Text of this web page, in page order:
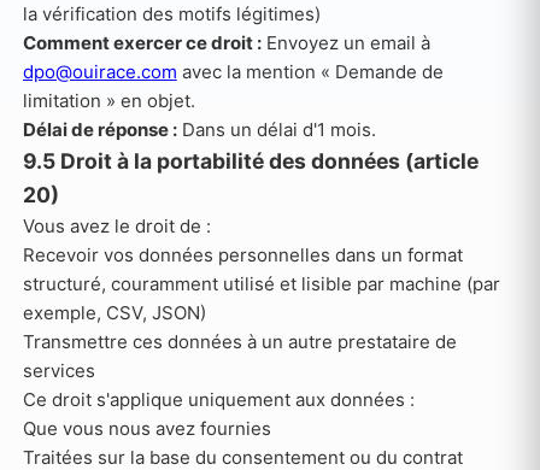
la vérification des motifs légitimes)
Comment exercer ce droit :Envoyez un email à
dpo@ouirace.com avec la mention « Demande de
limitation » en objet.
Délai de réponse :Dans un délai d'1 mois.
9.5 Droit à la portabilité des données (article
20)
Vous avez le droit de :
Recevoir vos données personnelles dans un format
structuré, couramment utilisé et lisible par machine (par
exemple, CSV, JSON)
Transmettre ces données à un autre prestataire de
services
Ce droit s'applique uniquement aux données :
Que vous nous avez fournies
Traitées sur la base du consentement ou du contrat